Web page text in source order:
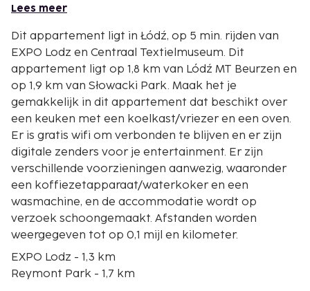
Lees meer
Dit appartement ligt in Łódź, op 5 min. rijden van
EXPO Lodz en Centraal Textielmuseum. Dit
appartement ligt op 1,8 km van Lódź MT Beurzen en
op 1,9 km van Słowacki Park. Maak het je
gemakkelijk in dit appartement dat beschikt over
een keuken met een koelkast/vriezer en een oven.
Er is gratis wifi om verbonden te blijven en er zijn
digitale zenders voor je entertainment. Er zijn
verschillende voorzieningen aanwezig, waaronder
een koffiezetapparaat/waterkoker en een
wasmachine, en de accommodatie wordt op
verzoek schoongemaakt. Afstanden worden
weergegeven tot op 0,1 mijl en kilometer.
EXPO Lodz - 1,3 km
Reymont Park - 1,7 km